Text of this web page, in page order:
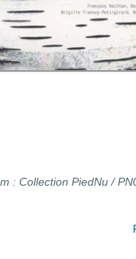
: Collection PiedNu /